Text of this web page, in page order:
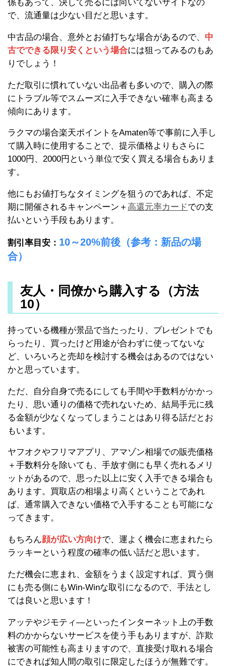
係もあって、決して売るには向いてないサイトなの
で、流通量は少ない目だと思います。
中古品の場合、意外とお値打ちな場合があるので、 中
古でできる限り安くという場合には狙ってみるのもあ
りでしょう！
ただ取引に慣れていない出品者も多いので、購入の際
にトラブル等でスムーズに入手できない確率も高まる
傾向にあります。
ラクマの場合楽天ポイントをAmaten等で事前に入手し
て購入時に使用することで、提示価格よりもさらに
1000円、2000円という単位で安く買える場合もありま
す。
他にもお値打ちなタイミングを狙うのであれば、不定
期に開催されるキャンペーン＋ 高還元率カードでの支
払いという手段もあります。
割引率目安： 10～20%前後（参考：新品の場
合）
友人・同僚から購入する（方法
10）
持っている機種が景品で当たったり、プレゼントでも
らったり、買ったけど用途が合わずに使ってないな
ど、いろいろと売却を検討する機会はあるのではない
かと思っています。
ただ、自分自身で売るにしても手間や手数料がかかっ
たり、思い通りの価格で売れないため、結局手元に残
る金額が少なくなってしまうことはあり得る話だとお
もいます。
ヤフオクやフリマアプリ、アマゾン相場での販売価格
＋手数料分を除いても、手放す側にも早く売れるメリ
ットがあるので、思った以上に安く入手できる場合も
あります。買取店の相場より高くということであれ
ば、通常購入できない価格で入手することも可能にな
ってきます。
もちろん顔が広い方向けで、運よく機会に恵まれたら
ラッキーという程度の確率の低い話だと思います。
ただ機会に恵まれ、金額をうまく設定すれば、買う側
にも売る側にもWin-Winな取引になるので、手法とし
ては良いと思います！
アッテやジモティ―といったインターネット上の手数
料のかからないサービスを使う手もありますが、詐欺
被害の可能性も高まりますので、直接受け取れる場合
にできれば知人間の取引に限定したほうが無難です。